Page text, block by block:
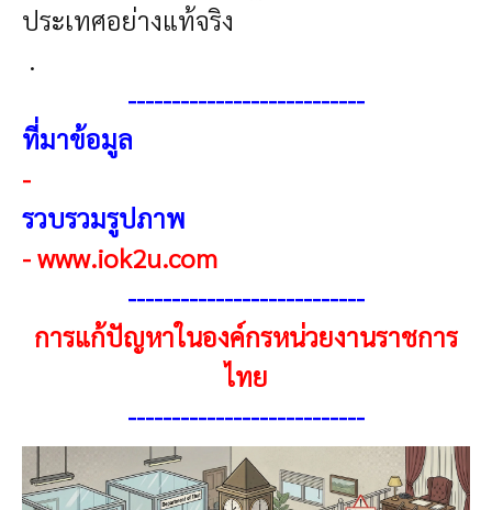
ประเทศอย่างแท้จริง
.
---------------------------
ที่มาข้อมูล
-
รวบรวมรูปภาพ
-www.iok2u.com
---------------------------
การแก้ปัญหาในองค์กรหน่วยงานราชการ
ไทย
---------------------------